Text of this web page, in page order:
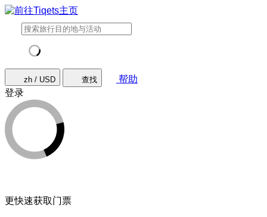
zh / USD 查找
帮助
登录
更快速获取门票